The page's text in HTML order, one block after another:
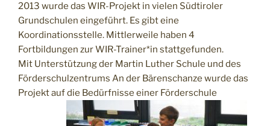
2013 wurde das WIR-Projekt in vielen Südtiroler
Grundschulen eingeführt. Es gibt eine
Koordinationsstelle. Mittlerweile haben 4
Fortbildungen zur WIR-Trainer*in stattgefunden.
Mit Unterstützung der Martin Luther Schule und des
Förderschulzentrums An der Bärenschanze wurde das
Projekt auf die Bedürfnisse einer Förderschule